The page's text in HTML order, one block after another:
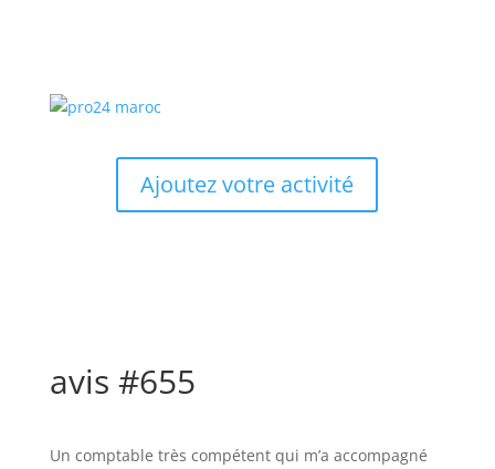
Ajoutez votre activité
avis #655
Un comptable très compétent qui m’a accompagné